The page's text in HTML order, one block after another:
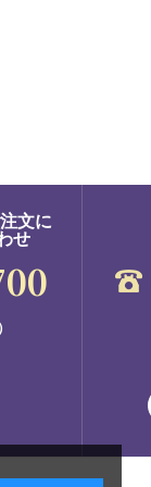
文に
せ